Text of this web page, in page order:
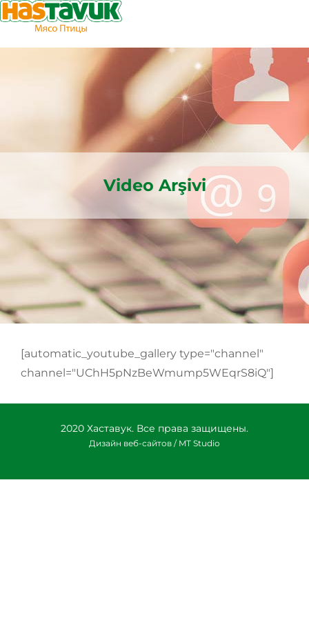
Video Arşivi
[automatic_youtube_gallery type="channel"
channel="UChH5pNzBeWmump5WEqrS8iQ"]
2020 Хаставук. Все права защищены.
Дизайн веб-сайтов / MT Studio